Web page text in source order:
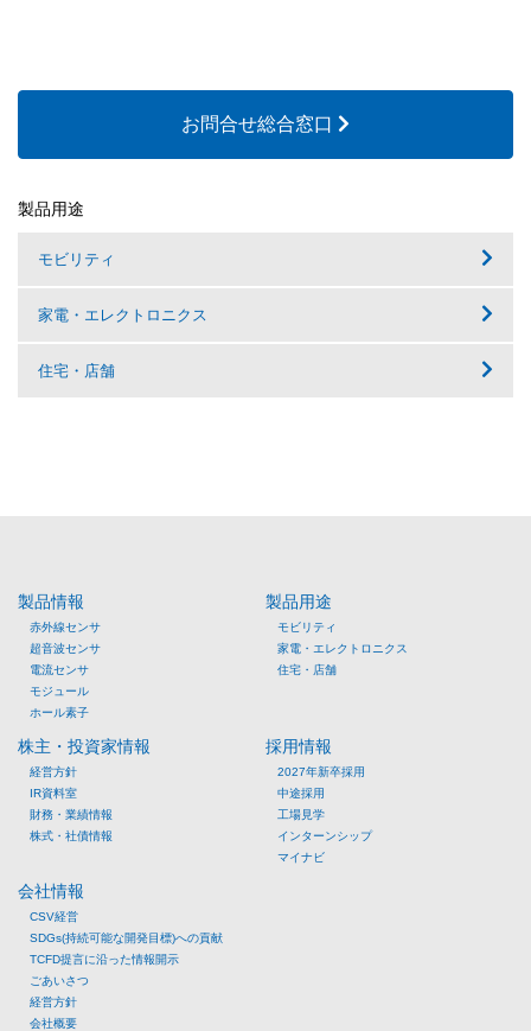
お問合せ総合窓口
製品用途
モビリティ
家電・エレクトロニクス
住宅・店舗
製品情報
赤外線センサ
超音波センサ
電流センサ
モジュール
ホール素子
製品用途
モビリティ
家電・エレクトロニクス
住宅・店舗
株主・投資家情報
経営方針
IR資料室
財務・業績情報
株式・社債情報
採用情報
2027年新卒採用
中途採用
工場見学
インターンシップ
マイナビ
会社情報
CSV経営
SDGs(持続可能な開発目標)への貢献
TCFD提言に沿った情報開示
ごあいさつ
経営方針
会社概要